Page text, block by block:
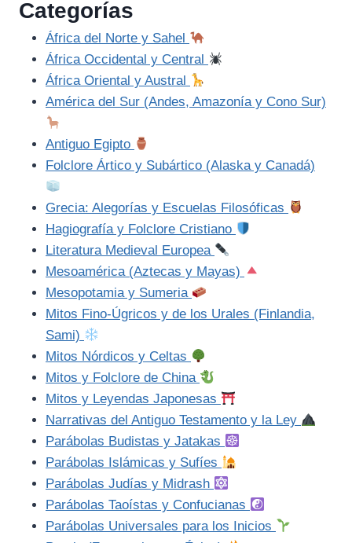
Categorías
África del Norte y Sahel
África Occidental y Central
África Oriental y Austral
América del Sur (Andes, Amazonía y Cono Sur)
Antiguo Egipto
Folclore Ártico y Subártico (Alaska y Canadá)
Grecia: Alegorías y Escuelas Filosóficas
Hagiografía y Folclore Cristiano
Literatura Medieval Europea
Mesoamérica (Aztecas y Mayas)
Mesopotamia y Sumeria
Mitos Fino-Úgricos y de los Urales (Finlandia,
Sami)
Mitos Nórdicos y Celtas
Mitos y Folclore de China
Mitos y Leyendas Japonesas
Narrativas del Antiguo Testamento y la Ley
Parábolas Budistas y Jatakas
Parábolas Islámicas y Sufíes
Parábolas Judías y Midrash
Parábolas Taoístas y Confucianas
Parábolas Universales para los Inicios